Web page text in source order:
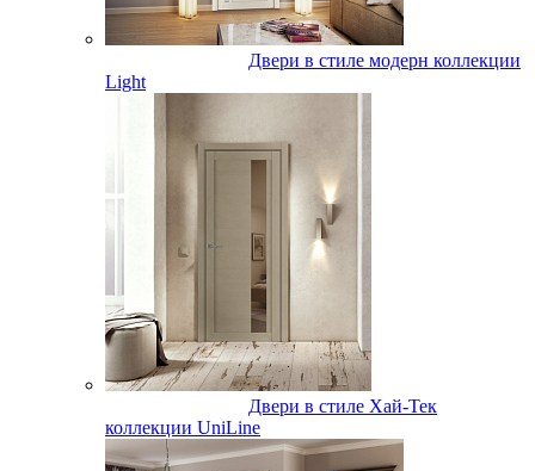
Двери в стиле модерн коллекции
Light
Двери в стиле Хай-Тек
коллекции UniLine